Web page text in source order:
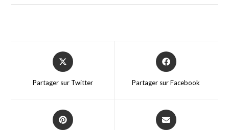
Partager sur Twitter Partager sur Facebook